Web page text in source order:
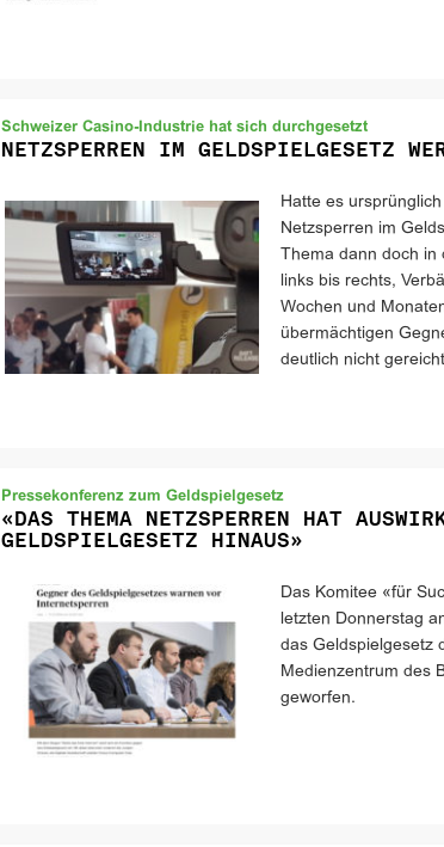
Schweizer Casino-Industrie hat sich durchgesetzt
NETZSPERREN IM GELDSPIELGESETZ
Hatte es
Netzsperren im
Thema dann doch in
links bis rechts,
Wochen und
übermächtigen
deutlich nicht
Pressekonferenz zum Geldspielgesetz
«DAS THEMA NETZSPERREN HAT
GELDSPIELGESETZ HINAUS»
Das Komitee «für
letzten Donnerstag
das Geldspielgesetz
Medienzentrum des
geworfen.